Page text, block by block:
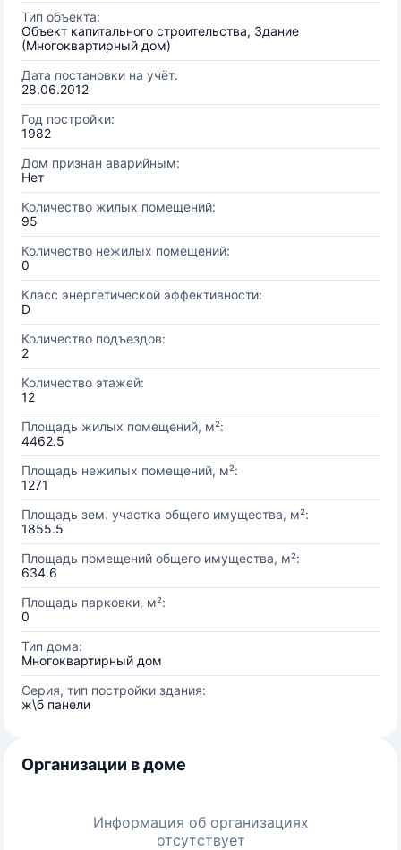
Тип объекта:
Объект капитального строительства, Здание
(Многоквартирный дом)
Дата постановки на учёт:
28.06.2012
Год постройки:
1982
Дом признан аварийным:
Нет
Количество жилых помещений:
95
Количество нежилых помещений:
0
Класс энергетической эффективности:
D
Количество подъездов:
2
Количество этажей:
12
Площадь жилых помещений, м²:
4462.5
Площадь нежилых помещений, м²:
1271
Площадь зем. участка общего имущества, м²:
1855.5
Площадь помещений общего имущества, м²:
634.6
Площадь парковки, м²:
0
Тип дома:
Многоквартирный дом
Серия, тип постройки здания:
ж\б панели
Организации в доме
Информация об организациях
отсутствует